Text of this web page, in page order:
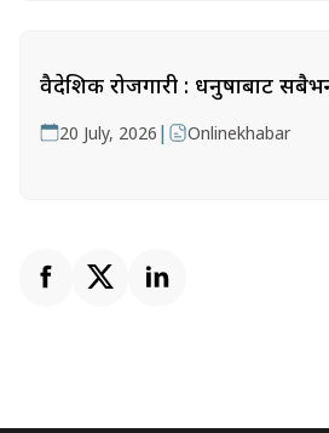
वैदेशिक रोजगारी : धनुषाबाट
20 July, 2026 | Onlinekhabar